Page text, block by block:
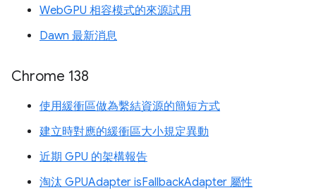
WebGPU 相容模式的來源試用
Dawn 最新消息
Chrome 138
使用緩衝區做為繫結資源的簡短方式
建立時對應的緩衝區大小規定異動
近期 GPU 的架構報告
淘汰 GPUAdapter isFallbackAdapter 屬性